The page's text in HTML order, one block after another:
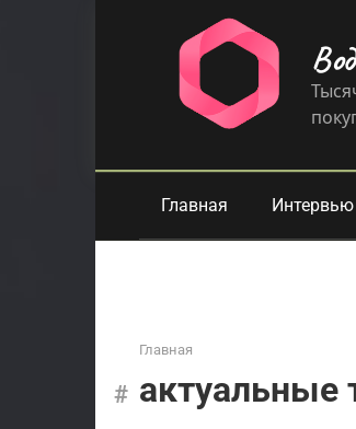
Главная Интервью
Главная
актуальные